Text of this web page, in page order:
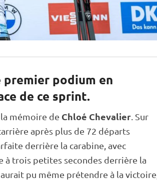
podium en
de ce sprint.
mémoire de Chloé Chevalier . Sur
après plus de 72 départs
derrière la carabine , avec
à trois petites secondes derrière la
aurait pu même prétendre à la victoire,